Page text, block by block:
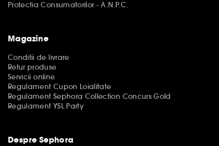
Protectia Consumatorilor - A.N.P.C.
Magazine
Conditii de livrare
Retur produse
Servicii online
Regulament Cupon Loialitate
Regulament Sephora Collection Concurs Gold
Regulament YSL Party
Despre Sephora